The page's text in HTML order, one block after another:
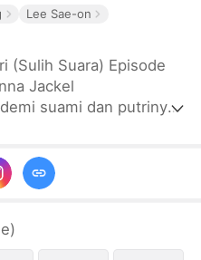
Lee Sae-on
(Sulih Suara) Episode
Jackel
suami dan putrinya.
bahwa suami
sendiri sebagai
Keluarga Salim, dan
harga diri serta
)